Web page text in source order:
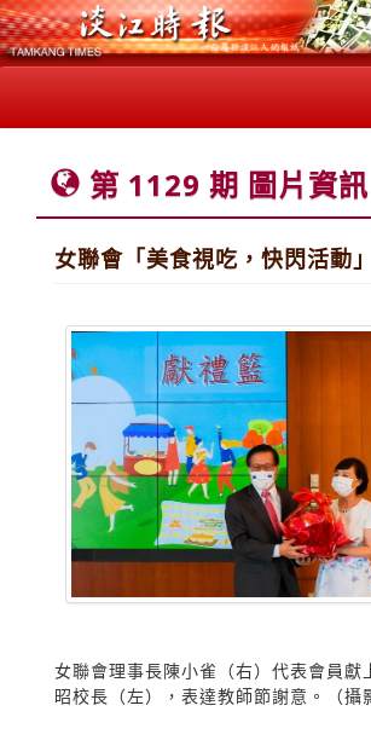
第 1129 期 圖片資訊
女聯會「美食視吃，快閃活動」
女聯會理事長陳小雀（右）代表會員獻
昭校長（左），表達教師節謝意。（攝